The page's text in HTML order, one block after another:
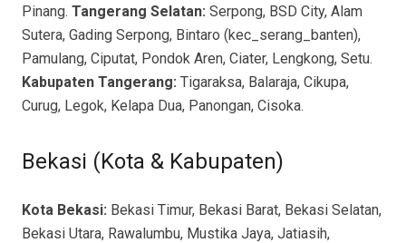
Pinang. Tangerang Selatan: Serpong, BSD City, Alam
Sutera, Gading Serpong, Bintaro (kec_serang_banten),
Pamulang, Ciputat, Pondok Aren, Ciater, Lengkong, Setu.
Kabupaten Tangerang: Tigaraksa, Balaraja, Cikupa,
Curug, Legok, Kelapa Dua, Panongan, Cisoka.
Bekasi (Kota & Kabupaten)
Kota Bekasi: Bekasi Timur, Bekasi Barat, Bekasi Selatan,
Bekasi Utara, Rawalumbu, Mustika Jaya, Jatiasih,